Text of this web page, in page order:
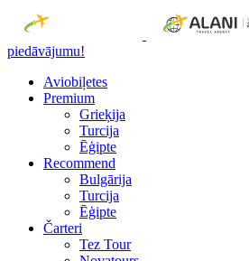
piedāvājumu!
Aviobiļetes
Premium
Grieķija
Turcija
Ēģipte
Recommend
Bulgārija
Turcija
Ēģipte
Čarteri
Tez Tour